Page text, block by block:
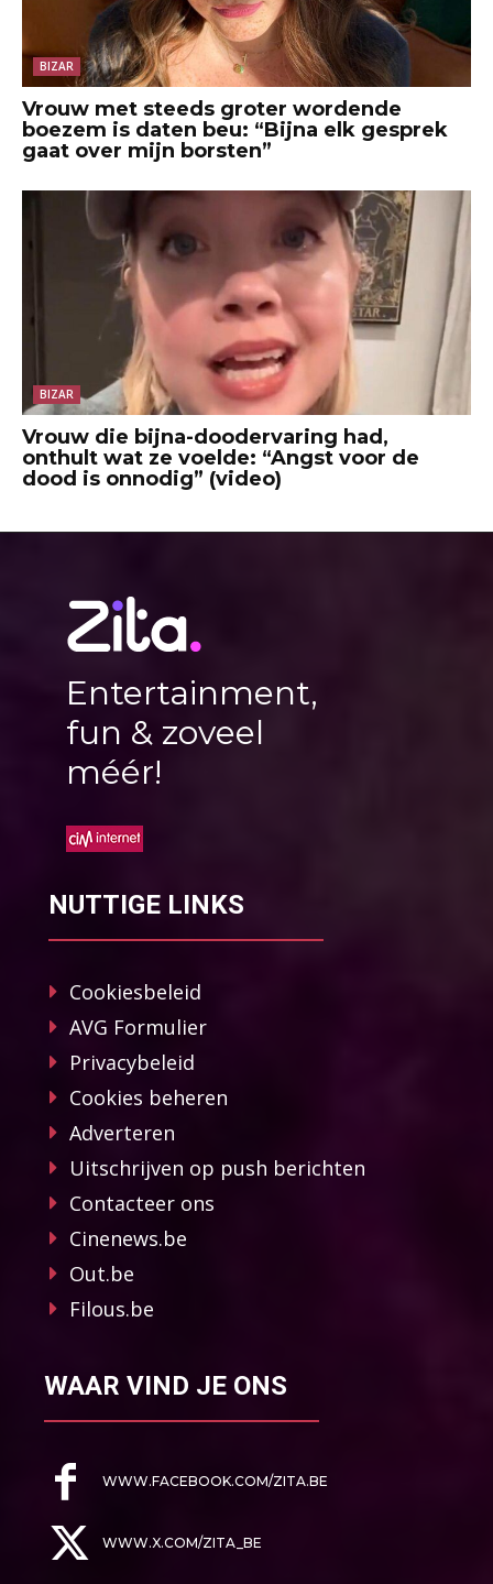
BIZAR
Vrouw met steeds groter wordende
boezem is daten beu: “Bijna elk gesprek
gaat over mijn borsten”
BIZAR
Vrouw die bijna-doodervaring had,
onthult wat ze voelde: “Angst voor de
dood is onnodig” (video)
Entertainment,
fun & zoveel
méér!
NUTTIGE LINKS
Cookiesbeleid
AVG Formulier
Privacybeleid
Cookies beheren
Adverteren
Uitschrijven op push berichten
Contacteer ons
Cinenews.be
Out.be
Filous.be
WAAR VIND JE ONS
WWW.FACEBOOK.COM/ZITA.BE
WWW.X.COM/ZITA_BE